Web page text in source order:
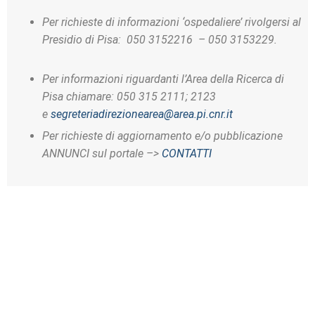
Per richieste di informazioni ‘ospedaliere’ rivolgersi al
Presidio di Pisa: 050 3152216 – 050 3153229.
Per informazioni riguardanti l’Area della Ricerca di
Pisa chiamare: 050 315 2111; 2123
e segreteriadirezionearea@area.pi.cnr.it
Per richieste di aggiornamento e/o pubblicazione
ANNUNCI sul portale –> CONTATTI